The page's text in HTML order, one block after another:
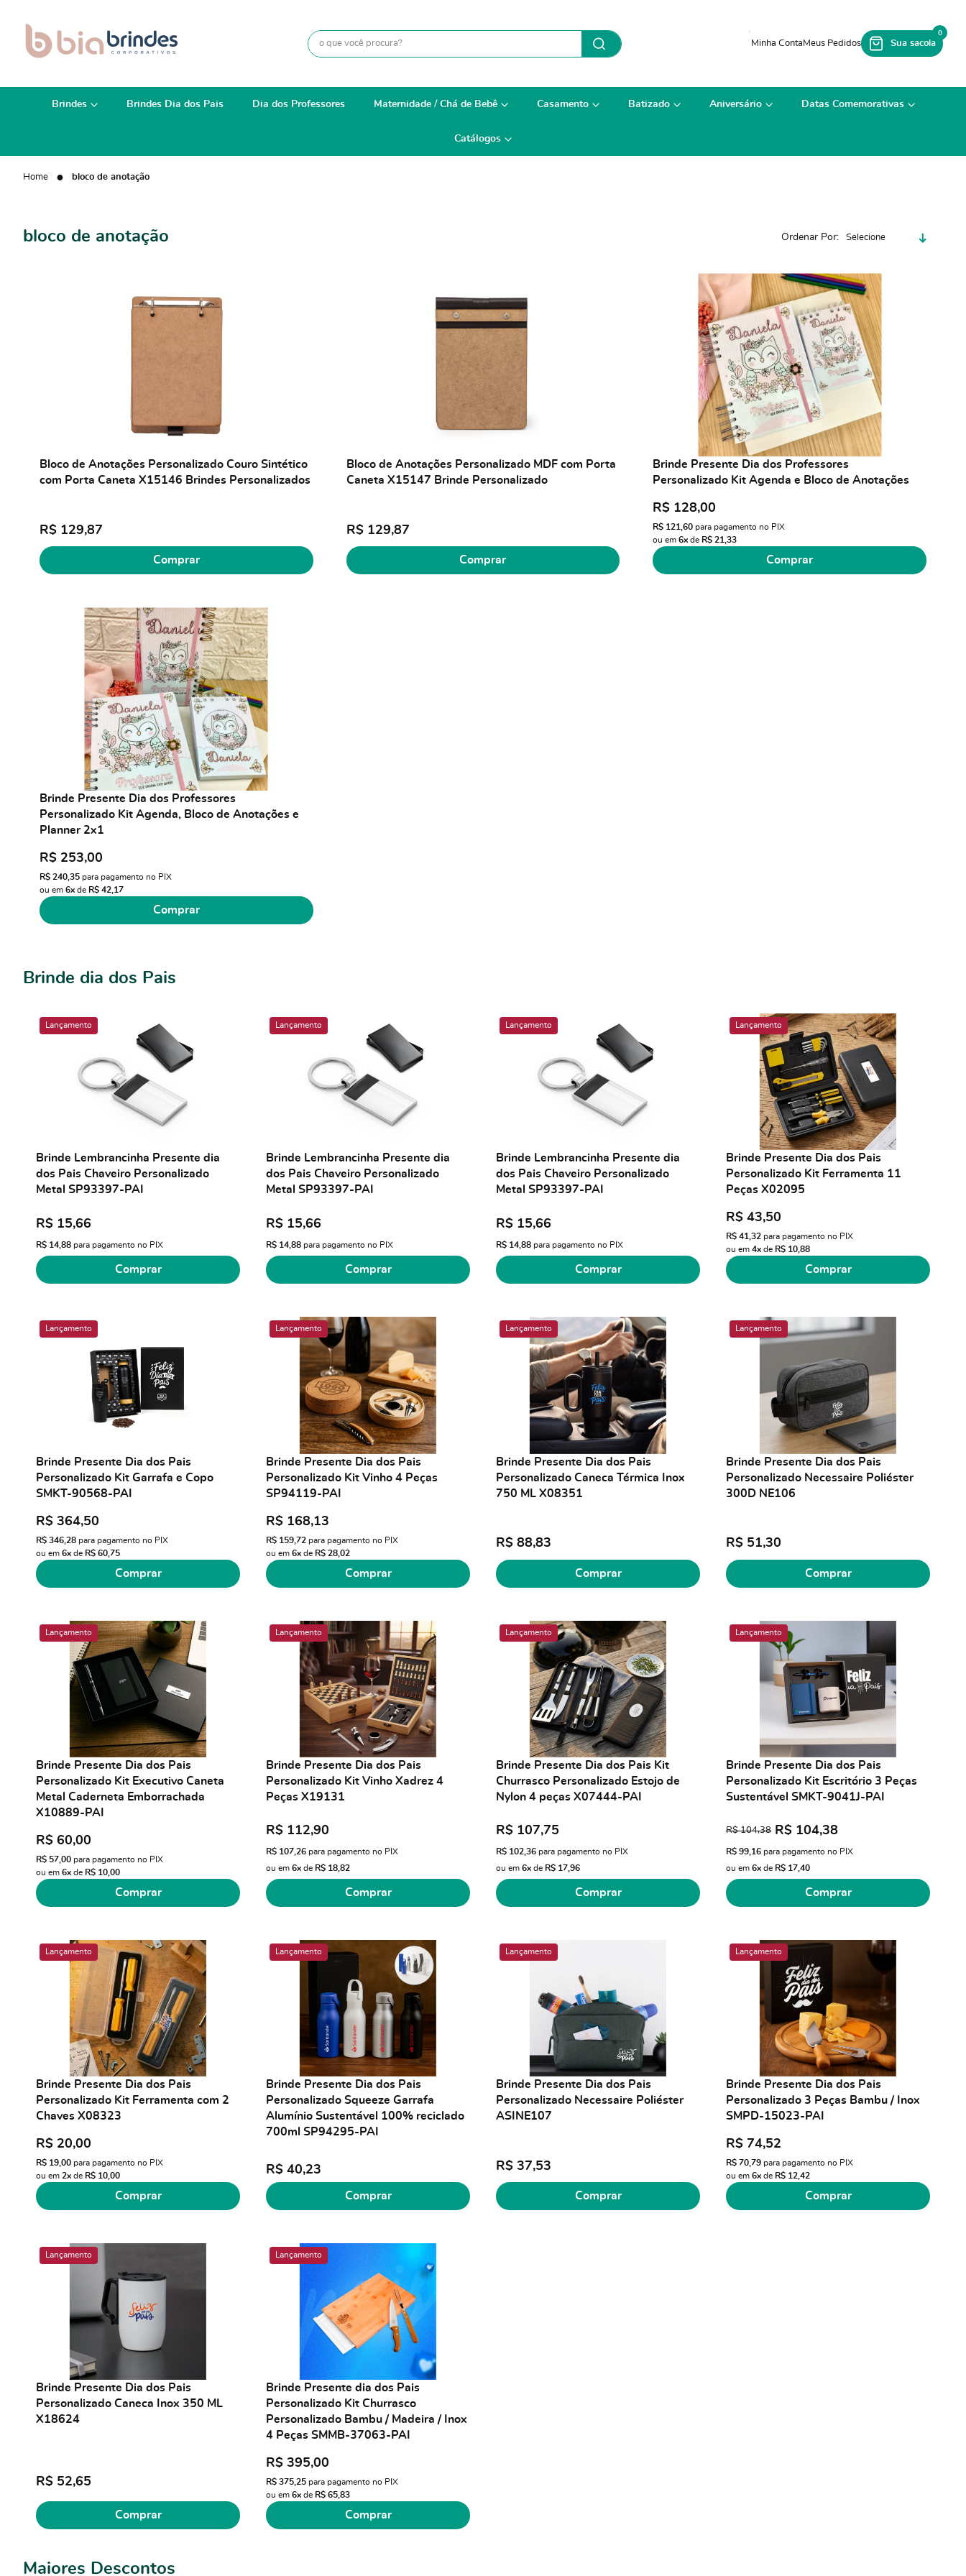
0
Brindes Brindes Dia dos Pais Dia dos Professores Maternidade / Chá de Bebê Casamento Batizado Aniversário Datas Comemorativas
Catálogos
Home bloco de anotação
bloco de anotação Ordenar Por Selecione
Bloco de Anotações Personalizado Couro Sintético
com Porta Caneta X15146 Brindes Personalizados
R$ 129,87
Comprar
Bloco de Anotações Personalizado MDF com Porta
Caneta X15147 Brinde Personalizado
R$ 129,87
Comprar
Brinde Presente Dia dos Professores
Personalizado Kit Agenda e Bloco de Anotações
R$ 128,00
R$ 121,60 para pagamento no PIX
ou em6x de R$ 21,33
Comprar
Brinde Presente Dia dos Professores
Personalizado Kit Agenda, Bloco de Anotações e
Planner 2x1
R$ 253,00
R$ 240,35 para pagamento no PIX
ou em 6x de R$ 42,17
Comprar
Brinde dia dos Pais
Lançamento
Brinde Lembrancinha Presente dia
dos Pais Chaveiro Personalizado
Metal SP93397-PAI
R$ 15,66
R$ 14,88 para pagamento no PIX
Comprar
Lançamento
Brinde Lembrancinha Presente dia
dos Pais Chaveiro Personalizado
Metal SP93397-PAI
R$ 15,66
R$ 14,88 para pagamento no PIX
Comprar
Lançamento
Brinde Lembrancinha Presente dia
dos Pais Chaveiro Personalizado
Metal SP93397-PAI
R$ 15,66
R$ 14,88 para pagamento no PIX
Comprar
Lançamento
Brinde Presente Dia dos Pais
Personalizado Kit Ferramenta 11
Peças X02095
R$ 43,50
R$ 41,32 para pagamento no PIX
ou em 4x de R$ 10,88
Comprar
Lançamento
Brinde Presente Dia dos Pais
Personalizado Kit Garrafa e Copo
SMKT-90568-PAI
R$ 364,50
R$ 346,28 para pagamento no PIX
ou em 6x de R$ 60,75
Comprar
Lançamento
Brinde Presente Dia dos Pais
Personalizado Kit Vinho 4 Peças
SP94119-PAI
R$ 168,13
R$ 159,72 para pagamento no PIX
ou em 6x de R$ 28,02
Comprar
Lançamento
Brinde Presente Dia dos Pais
Personalizado Caneca Térmica Inox
750 ML X08351
R$ 88,83
Comprar
Lançamento
Brinde Presente Dia dos Pais
Personalizado Necessaire Poliéster
300D NE106
R$ 51,30
Comprar
Lançamento
Brinde Presente Dia dos Pais
Personalizado Kit Executivo Caneta
Metal Caderneta Emborrachada
X10889-PAI
R$ 60,00
R$ 57,00 para pagamento no PIX
ou em 6x de R$ 10,00
Comprar
Lançamento
Brinde Presente Dia dos Pais
Personalizado Kit Vinho Xadrez 4
Peças X19131
R$ 112,90
R$ 107,26 para pagamento no PIX
ou em 6x de R$ 18,82
Comprar
Lançamento
Brinde Presente Dia dos Pais Kit
Churrasco Personalizado Estojo de
Nylon 4 peças X07444-PAI
R$ 107,75
R$ 102,36 para pagamento no PIX
ou em 6x de R$ 17,96
Comprar
Lançamento
Brinde Presente Dia dos Pais
Personalizado Kit Escritório 3 Peças
Sustentável SMKT-9041J-PAI
R$ 104,38 R$ 104,38
R$ 99,16 para pagamento no PIX
ou em 6x de R$ 17,40
Comprar
Lançamento
Brinde Presente Dia dos Pais
Personalizado Kit Ferramenta com 2
Chaves X08323
R$ 20,00
R$ 19,00 para pagamento no PIX
ou em 2x de R$ 10,00
Comprar
Lançamento
Brinde Presente Dia dos Pais
Personalizado Squeeze Garrafa
Alumínio Sustentável 100% reciclado
700ml SP94295-PAI
R$ 40,23
Comprar
Lançamento
Brinde Presente Dia dos Pais
Personalizado Necessaire Poliéster
ASINE107
R$ 37,53
Comprar
Lançamento
Brinde Presente Dia dos Pais
Personalizado 3 Peças Bambu / Inox
SMPD-15023-PAI
R$ 74,52
R$ 70,79 para pagamento no PIX
ou em 6x de R$ 12,42
Comprar
Lançamento
Brinde Presente Dia dos Pais
Personalizado Caneca Inox 350 ML
X18624
R$ 52,65
Comprar
Lançamento
Brinde Presente dia dos Pais
Personalizado Kit Churrasco
Personalizado Bambu / Madeira / Inox
4 Peças SMMB-37063-PAI
R$ 395,00
R$ 375,25 para pagamento no PIX
ou em 6x de R$ 65,83
Comprar
Maiores Descontos